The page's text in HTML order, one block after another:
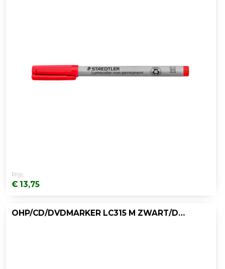
Prijs:
€ 13,75
OHP/CD/DVDMARKER LC315 M ZWART/DOOS 10